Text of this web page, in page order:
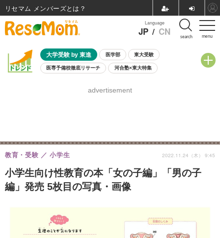
menu
Language
JP / CN search
大学受験 by 東進 医学部 東大受験
医専予備校徹底リサーチ 河合塾×東大特集
8月開催学校説明会・相談会
advertisement
小学生向け性教育の本「女の子編」「男の子
編」発売 5枚目の写真・画像
教育・受験 小学生 2022.11.24（木） 9:45
リセマム メンバーズ